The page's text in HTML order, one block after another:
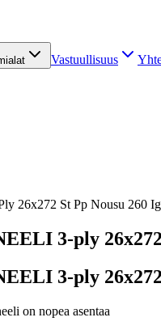
Vastuullisuus
26x272 St Pp Nousu 260
3-ply
3-ply
on nopea asentaa